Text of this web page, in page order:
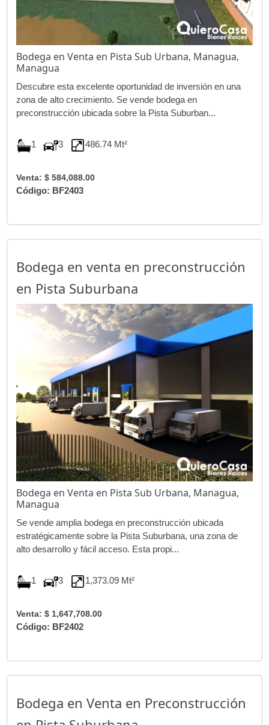
Bodega en Venta en Pista Sub Urbana, Managua,
Managua
Descubre esta excelente oportunidad de inversión en una
zona de alto crecimiento. Se vende bodega en
preconstrucción ubicada sobre la Pista Suburban...
1 3 486.74 Mt²
Venta: $ 584,088.00
Código: BF2403
Bodega en venta en preconstrucción
en Pista Suburbana
Bodega en Venta en Pista Sub Urbana, Managua,
Managua
Se vende amplia bodega en preconstrucción ubicada
estratégicamente sobre la Pista Suburbana, una zona de
alto desarrollo y fácil acceso. Esta propi...
1 3 1,373.09 Mt²
Venta: $ 1,647,708.00
Código: BF2402
Bodega en Venta en Preconstrucción